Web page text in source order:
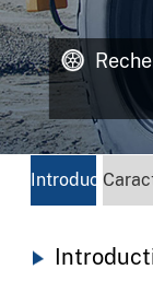
Introduction